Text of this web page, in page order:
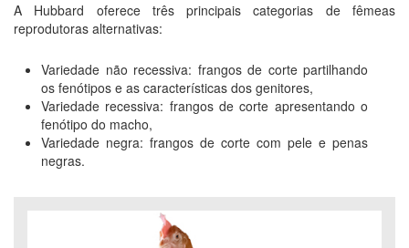
A Hubbard oferece três principais categorias de fêmeas
reprodutoras alternativas:
Variedade não recessiva: frangos de corte partilhando
os fenótipos e as características dos genitores,
Variedade recessiva: frangos de corte apresentando o
fenótipo do macho,
Variedade negra: frangos de corte com pele e penas
negras.